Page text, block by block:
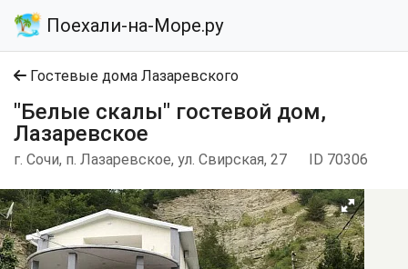
Поехали-на-Море.ру
Гостевые дома Лазаревского
"Белые скалы" гостевой дом,
Лазаревское
г. Сочи, п. Лазаревское, ул. Свирская, 27 ID 70306